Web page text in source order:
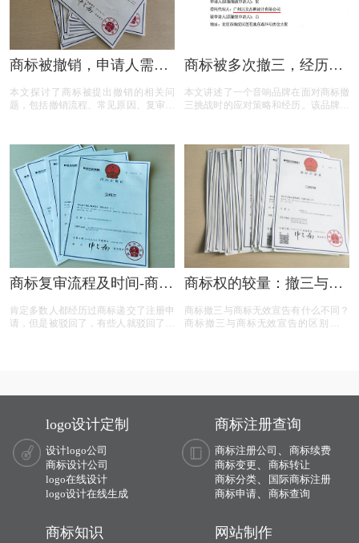
商标被撤销，申请人需担
本文探讨了商标被提出撤销的相关问
题，包括撤销流程、常见原因、复审与
利人提供了全面的指导。
商标被多次撤三，经历答
本文讲述了一个音响品牌在面对商标撤
三挑战时的应对策略和经历。该品牌遭
据，品牌在复审中取得胜利，维护了商
标权益。文章概述了商标撤三定义、答
辩、复审流程，以及如何通过有效的证
据和专业策略来保护商标不被撤销。
商标复审流程及时间-商标
肯定多数人都经历过商标递交了注册申
请，但是被驳回了，有些人就驳回了就
商标权的较量：撤三与无
对？
商标撤三与商标无效宣告有什么不同？
商标撤三与商标无效宣告的区别在哪
logo设计定制
设计logo公司
商标设计公司
logo在线设计
logo设计在线生成
商标注册查询
商标注册公司 、 商标续费
商标变更 、 商标转让
商标分类、
国际商标注册
商标申请、 商标查询
商标知识 网站制作